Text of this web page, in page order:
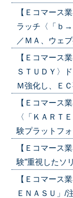
【Ｅコマース
ラッチ〈「ｂ→
／ＭＡ、ウェ
【Ｅコマース
ＳＴＵＤＹ〉
Ｍ強化し、Ｅ
【Ｅコマース
〈「ＫＡＲＴ
験プラットフ
【Ｅコマース
験”重視したソ
【Ｅコマース
ＥＮＡＳＵ」/